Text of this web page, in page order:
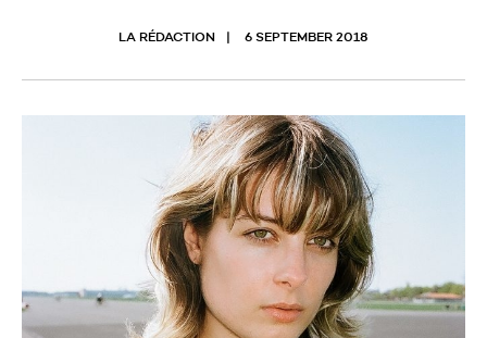
LA RÉDACTION 6 SEPTEMBER 2018